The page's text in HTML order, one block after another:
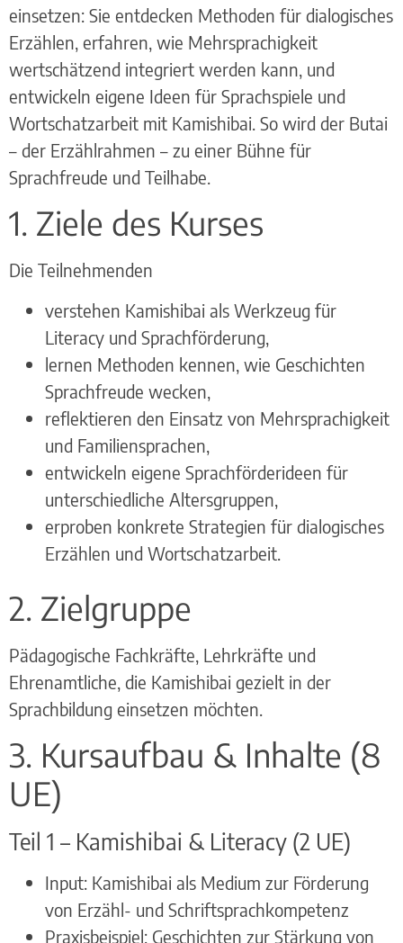
einsetzen: Sie entdecken Methoden für dialogisches
Erzählen, erfahren, wie Mehrsprachigkeit
wertschätzend integriert werden kann, und
entwickeln eigene Ideen für Sprachspiele und
Wortschatzarbeit mit Kamishibai. So wird der Butai
– der Erzählrahmen – zu einer Bühne für
Sprachfreude und Teilhabe.
1. Ziele des Kurses
Die Teilnehmenden
verstehen Kamishibai als Werkzeug für
Literacy und Sprachförderung,
lernen Methoden kennen, wie Geschichten
Sprachfreude wecken,
reflektieren den Einsatz von Mehrsprachigkeit
und Familiensprachen,
entwickeln eigene Sprachförderideen für
unterschiedliche Altersgruppen,
erproben konkrete Strategien für dialogisches
Erzählen und Wortschatzarbeit.
2. Zielgruppe
Pädagogische Fachkräfte, Lehrkräfte und
Ehrenamtliche, die Kamishibai gezielt in der
Sprachbildung einsetzen möchten.
3. Kursaufbau & Inhalte (8
UE)
Teil 1 – Kamishibai & Literacy (2 UE)
Input: Kamishibai als Medium zur Förderung
von Erzähl- und Schriftsprachkompetenz
Praxisbeispiel: Geschichten zur Stärkung von